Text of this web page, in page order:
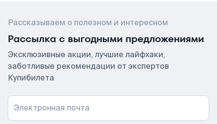
Рассказываем о полезном и интересном
Рассылка с выгодными предложениями
Эксклюзивные акции, лучшие лайфхаки,
заботливые рекомендации от экспертов
Купибилета
Электронная почта